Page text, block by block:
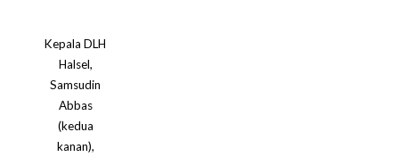
Kepala DLH
Halsel,
Samsudin
Abbas
(kedua
kanan),